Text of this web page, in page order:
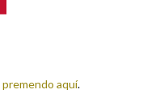
premendo aquí.